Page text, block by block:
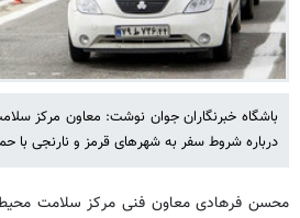
باشگاه خبرنگاران جوان نوشت: معاون مرکز
درباره شروط سفر به شهرهای قرمز و نارنجی با
محسن فرهادی معاون فنی مرکز سلامت محیط